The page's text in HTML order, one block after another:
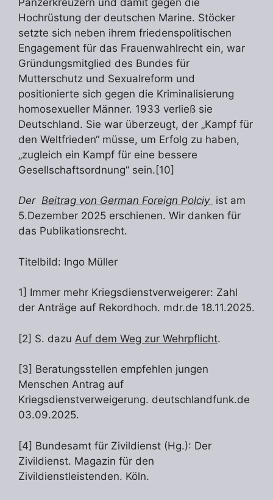
Hochrüstung der deutschen Marine. Stöcker
setzte sich neben ihrem friedenspolitischen
Engagement für das Frauenwahlrecht ein, war
Gründungsmitglied des Bundes für
Mutterschutz und Sexualreform und
positionierte sich gegen die Kriminalisierung
homosexueller Männer. 1933 verließ sie
Deutschland. Sie war überzeugt, der „Kampf für
den Weltfrieden“ müsse, um Erfolg zu haben,
„zugleich ein Kampf für eine bessere
Gesellschaftsordnung“ sein.[10]
Der Beitrag von German Foreign Polciy ist am
5.Dezember 2025 erschienen. Wir danken für
das Publikationsrecht.
Titelbild: Ingo Müller
1] Immer mehr Kriegsdienstverweigerer: Zahl
der Anträge auf Rekordhoch. mdr.de 18.11.2025.
[2] S. dazu Auf dem Weg zur Wehrpflicht.
[3] Beratungsstellen empfehlen jungen
Menschen Antrag auf
Kriegsdienstverweigerung. deutschlandfunk.de
03.09.2025.
[4] Bundesamt für Zivildienst (Hg.): Der
Zivildienst. Magazin für den
Zivildienstleistenden. Köln.